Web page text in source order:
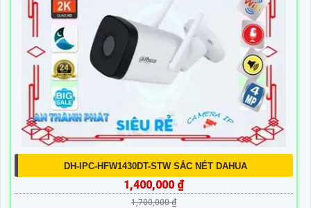
DH-IPC-HFW1430DT-STW SẮC NÉT DAHUA
1,400,000 ₫
1,700,000 ₫